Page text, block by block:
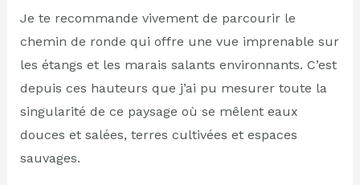
Je te recommande vivement de parcourir le
chemin de ronde qui offre une vue imprenable sur
les étangs et les marais salants environnants. C’est
depuis ces hauteurs que j’ai pu mesurer toute la
singularité de ce paysage où se mêlent eaux
douces et salées, terres cultivées et espaces
sauvages.